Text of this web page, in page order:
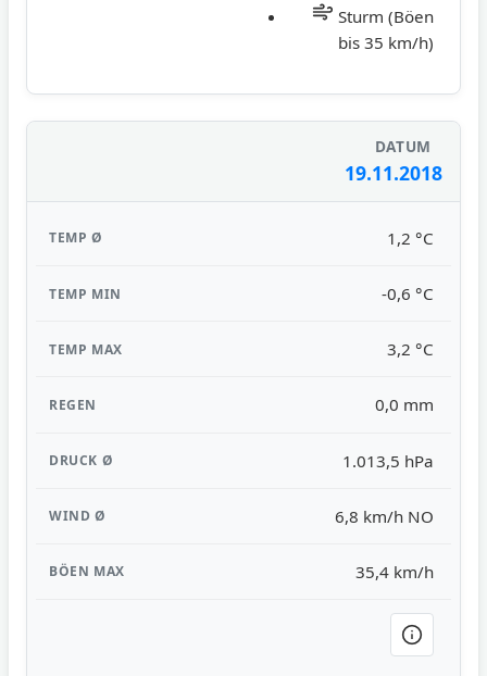
Sturm (Böen
bis 35 km/h)
19.11.2018
1,2 °C
-0,6 °C
3,2 °C
0,0 mm
1.013,5 hPa
6,8 km/h NO
35,4 km/h